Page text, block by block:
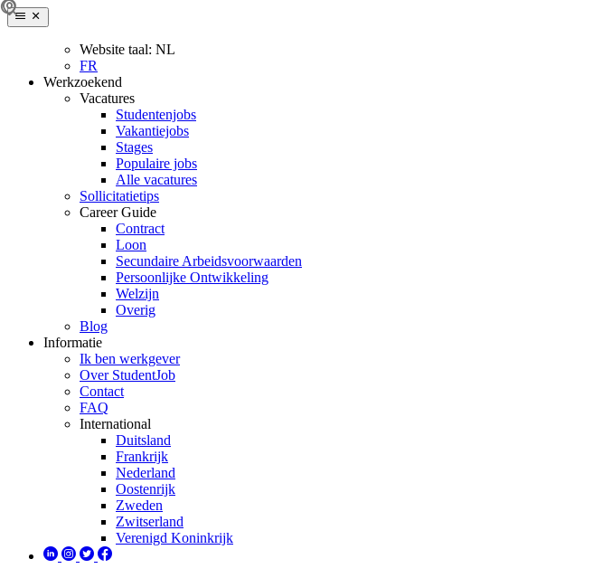
Website taal: NL
FR
Werkzoekend
Vacatures
Studentenjobs
Vakantiejobs
Stages
Populaire jobs
Alle vacatures
Sollicitatietips
Career Guide
Contract
Loon
Secundaire Arbeidsvoorwaarden
Persoonlijke Ontwikkeling
Welzijn
Overig
Blog
Informatie
Ik ben werkgever
Over StudentJob
Contact
FAQ
International
Duitsland
Frankrijk
Nederland
Oostenrijk
Zweden
Zwitserland
Verenigd Koninkrijk